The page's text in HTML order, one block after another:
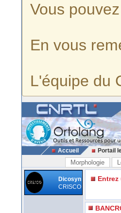
Vous
En vous
L'équipe du
Accueil Portail
Morphologie
Dicosyn
CRISCO
Entrez